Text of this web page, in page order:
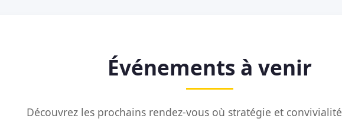
Événements à venir
Découvrez les prochains rendez-vous où stratégie et